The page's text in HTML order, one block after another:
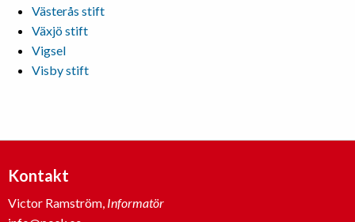
Västerås stift
Växjö stift
Vigsel
Visby stift
Kontakt
Victor Ramström, Informatör